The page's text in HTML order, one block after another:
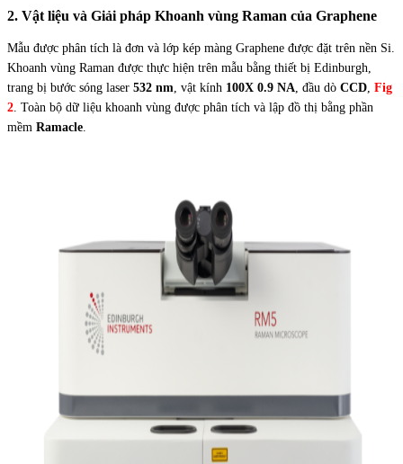
2. Vật liệu và Giải pháp Khoanh vùng Raman của Graphene
Mẫu được phân tích là đơn và lớp kép màng Graphene được đặt trên nền Si.
Khoanh vùng Raman được thực hiện trên mẫu bằng thiết bị Edinburgh,
trang bị bước sóng laser 532 nm, vật kính 100X 0.9 NA, đầu dò CCD, Fig
2. Toàn bộ dữ liệu khoanh vùng được phân tích và lập đồ thị bằng phần
mềm Ramacle.